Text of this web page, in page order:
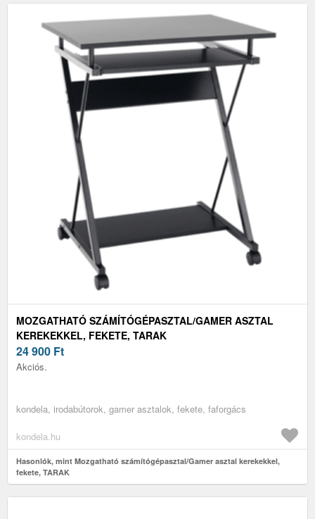
MOZGATHATÓ SZÁMÍTÓGÉPASZTAL/GAMER ASZTAL
KEREKEKKEL, FEKETE, TARAK
24 900 Ft
Akciós.
kondela, irodabútorok, gamer asztalok, fekete, faforgács
kondela.hu
Hasonlók, mint Mozgatható számítógépasztal/Gamer asztal kerekekkel,
fekete, TARAK